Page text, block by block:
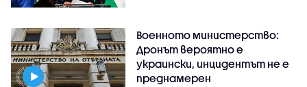
Военното министерство:
Дронът вероятно е
украински, инцидентът не е
преднамерен